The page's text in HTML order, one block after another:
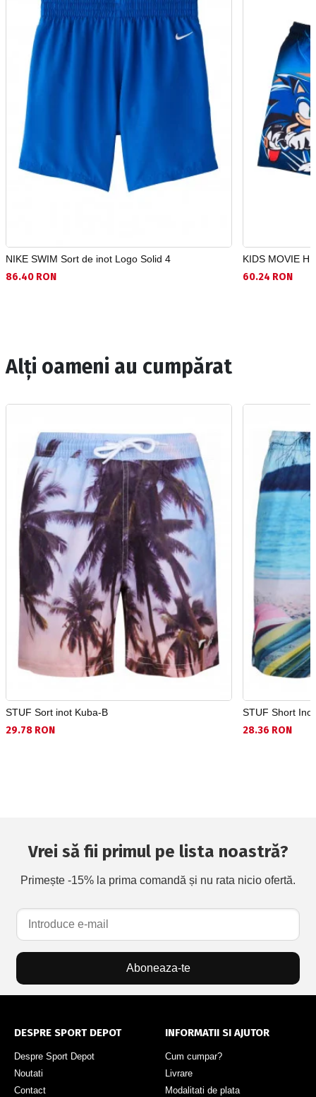
NIKE SWIM Sort de inot Logo Solid 4
86.40 RON
KIDS MOVIE
60.24 RON
Alți oameni au cumpărat
STUF Sort inot Kuba-B
29.78 RON
STUF Short
28.36 RON
Vrei să fii primul pe lista noastră?
Primește -15% la prima comandă și nu rata nicio ofertă.
Aboneaza-te
DESPRE SPORT DEPOT
Despre Sport Depot
Noutati
Contact
INFORMATII SI AJUTOR
Cum cumpar?
Livrare
Modalitati de plata